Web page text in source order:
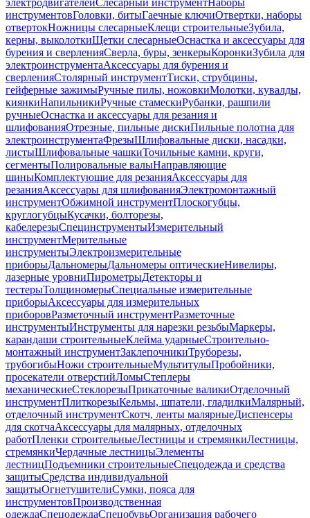
электродвигателейСлесарный инструментНаборы
инструментовГоловки, битыГаечные ключиОтвертки, наборы
отвертокНожницы слесарныеКлещи строительныеЗубила,
керны, выколоткиЩетки слесарныеОснастка и аксессуары для
бурения и сверленияСверла, буры, зенкерыКоронкиЗубила для
электроинструментаАксессуары для бурения и
сверленияСтолярный инструментТиски, струбцины,
гейферные зажимыРучные пилы, ножовкиМолотки, кувалды,
киянкиНапильникиРучные стамескиРубанки, рашпили
ручныеОснастка и аксессуары для резания и
шлифованияОтрезные, пильные дискиПильные полотна для
электроинструментаФрезыШлифовальные диски, насадки,
листыШлифовальные чашкиТочильные камни, круги,
сегментыПолировальные валыНаправляющие
шиныКомплектующие для резанияАксессуары для
резанияАксессуары для шлифованияЭлектромонтажный
инструментОбжимной инструментПлоскогубцы,
круглогубцыКусачки, болторезы,
кабелерезыСпецинструментыИзмерительный
инструментМерительные
инструментыЭлектроизмерительные
приборыДальномерыДальномеры оптическиеНивелиры,
лазерные уровниПирометрыДетекторы и
тестерыТолщиномерыСпециальные измерительные
приборыАксессуары для измерительных
приборовРазметочный инструментРазметочные
инструментыИнструменты для нарезки резьбыМаркеры,
карандаши строительныеКлейма ударныеСтроительно-
монтажный инструментЗаклепочникиТруборезы,
трубогибыНожи строительныеМультитулыПробойники,
просекатели отверстийЛомыСтеплеры
механическиеСтеклорезыПрикаточные валикиОтделочный
инструментПлиткорезыКельмы, шпатели, гладилкиМалярный,
отделочный инструментСкотч, ленты малярныеДиспенсеры
для скотчаАксессуары для малярных, отделочных
работПленки строительныеЛестницы и стремянкиЛестницы,
стремянкиЧердачные лестницыЭлементы
лестницПодъемники строительныеСпецодежда и средства
защитыСредства индивидуальной
защитыОгнетушителиСумки, пояса для
инструментовПроизводственная
одеждаСпецодеждаСпецобувьОрганизация рабочего